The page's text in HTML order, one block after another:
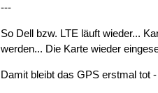
---
So Dell bzw. LTE läuft wieder...
werden... Die Karte wieder
Damit bleibt das GPS erstmal tot